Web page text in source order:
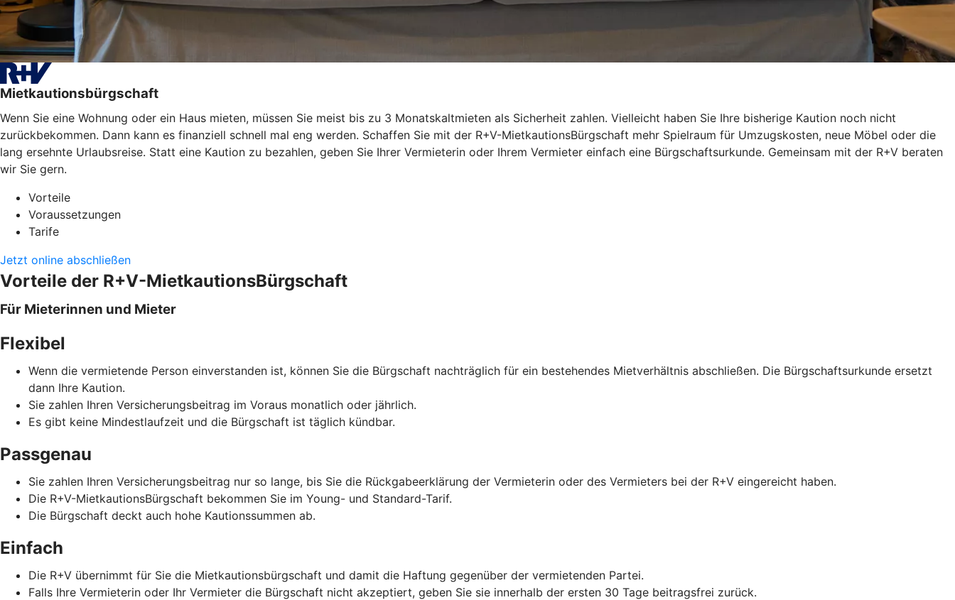
Mietkautionsbürgschaft
Wenn Sie eine Wohnung oder ein Haus mieten, müssen Sie meist bis zu 3 Monatskaltmieten als Sicherheit zahlen. Vielleicht haben Sie Ihre bisherige Kaution noch nicht
zurückbekommen. Dann kann es finanziell schnell mal eng werden. Schaffen Sie mit der R+V-MietkautionsBürgschaft mehr Spielraum für Umzugskosten, neue Möbel oder die
lang ersehnte Urlaubsreise. Statt eine Kaution zu bezahlen, geben Sie Ihrer Vermieterin oder Ihrem Vermieter einfach eine Bürgschaftsurkunde. Gemeinsam mit der R+V beraten
wir Sie gern.
Vorteile
Voraussetzungen
Tarife
Jetzt online abschließen
Vorteile der R+V-MietkautionsBürgschaft
Für Mieterinnen und Mieter
Flexibel
Wenn die vermietende Person einverstanden ist, können Sie die Bürgschaft nachträglich für ein bestehendes Mietverhältnis abschließen. Die Bürgschaftsurkunde ersetzt
dann Ihre Kaution.
Sie zahlen Ihren Versicherungsbeitrag im Voraus monatlich oder jährlich.
Es gibt keine Mindestlaufzeit und die Bürgschaft ist täglich kündbar.
Passgenau
Sie zahlen Ihren Versicherungsbeitrag nur so lange, bis Sie die Rückgabeerklärung der Vermieterin oder des Vermieters bei der R+V eingereicht haben.
Die R+V-MietkautionsBürgschaft bekommen Sie im Young- und Standard-Tarif.
Die Bürgschaft deckt auch hohe Kautionssummen ab.
Einfach
Die R+V übernimmt für Sie die Mietkautionsbürgschaft und damit die Haftung gegenüber der vermietenden Partei.
Falls Ihre Vermieterin oder Ihr Vermieter die Bürgschaft nicht akzeptiert, geben Sie sie innerhalb der ersten 30 Tage beitragsfrei zurück.